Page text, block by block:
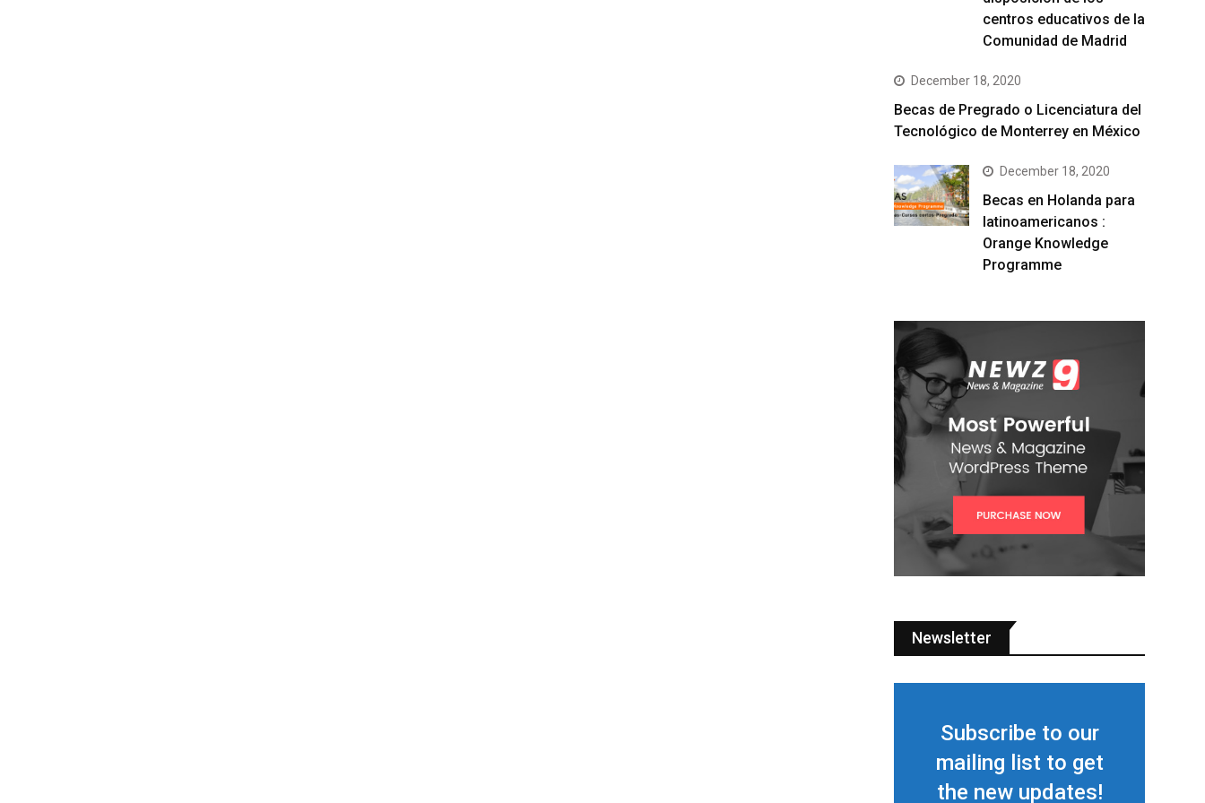
centros educativos de la
Comunidad de Madrid
December 18, 2020
Becas de Pregrado o Licenciatura del
Tecnológico de Monterrey en México
December 18, 2020
Becas en Holanda para
latinoamericanos :
Orange Knowledge
Programme
Newsletter
Subscribe to our
mailing list to get
the new updates!